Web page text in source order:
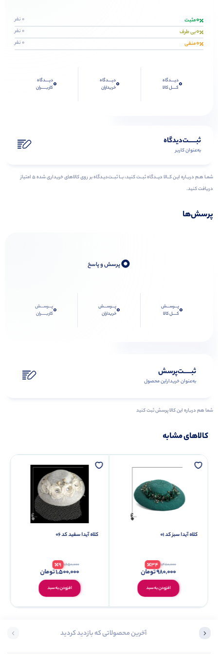
0مثبت 0 نفر
0بی طرف 0 نفر
0منفی 0 نفر
0دیــــدگاه
کــــل کالا
0دیــــدگاه
خریداران
0دیــــدگاه
کاربـــــران
ثبـــــت‌دیدگاه
به‌عنوان کاربر
شمـا هـم دربـاره ایـن کــالا دیــدگاه ثبــت کنید، بــا ثبــت‌دیـدگاه بر روی کالاهای خریداری شده ۵ امتیاز
دریافت کنید.
پرسش‌ها
0پرسش و پاسخ
0پـــرســـش
کــــل کالا
0پـــرســـش
خریداران
0پـــرســـش
کاربـــــران
ثبـــــت‌پرسش
به‌عنوان ‌خریدار‌این‌ محصول
شما هم درباره این کالا پرسش ثبت کنید
کالاهای مشابه
کلاه آیدا سبز کد 01
افزودن به سبد
1,480,000
34
980,000تومان
کلاه آیدا سفید کد 06
افزودن به سبد
1,650,000
9
1,500,000تومان
آخرین محصولاتی که بازدید کردید